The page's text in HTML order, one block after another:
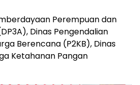
Perempuan dan
Dinas Pengendalian
Berencana (P2KB), Dinas
Ketahanan Pangan